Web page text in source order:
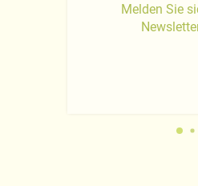
Melden Sie